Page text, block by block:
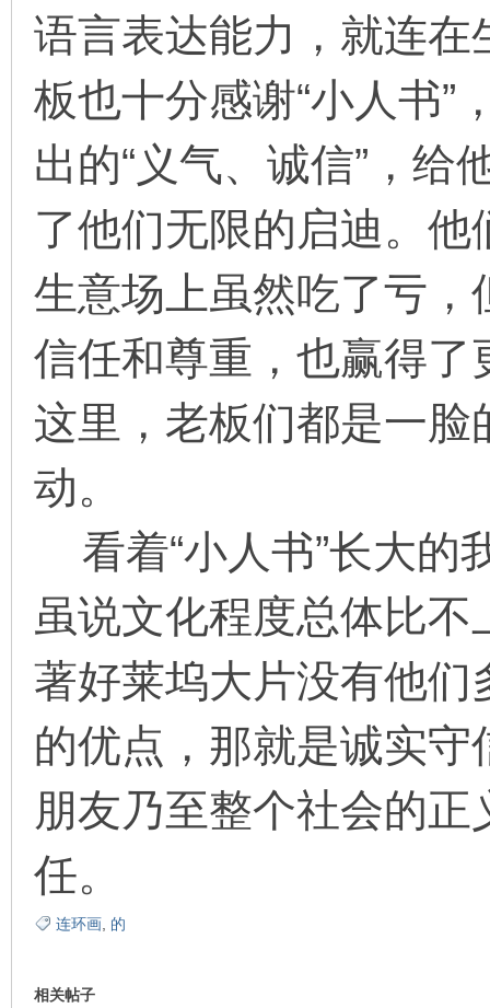
语言表达能力，就连
板也十分感谢“小人书”
出的“义气、诚信”，给
了他们无限的启迪。
生意场上虽然吃了亏
信任和尊重，也赢得
这里，老板们都是一
动。
看着“小人书”长大的
虽说文化程度总体比
著好莱坞大片没有他
的优点，那就是诚实
朋友乃至整个社会的
任。
连环画, 的
相关帖子